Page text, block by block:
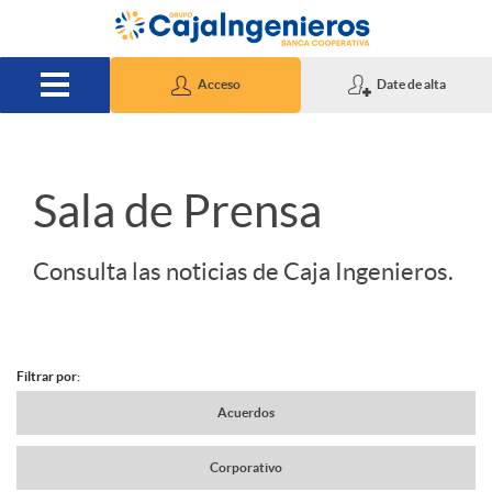
Saltar al contenido principal
Acceso Date de alta
S
Sala de Prensa
Consulta las noticias de Caja Ingenieros.
N
Filtrar por:
Acuerdos
Corporativo